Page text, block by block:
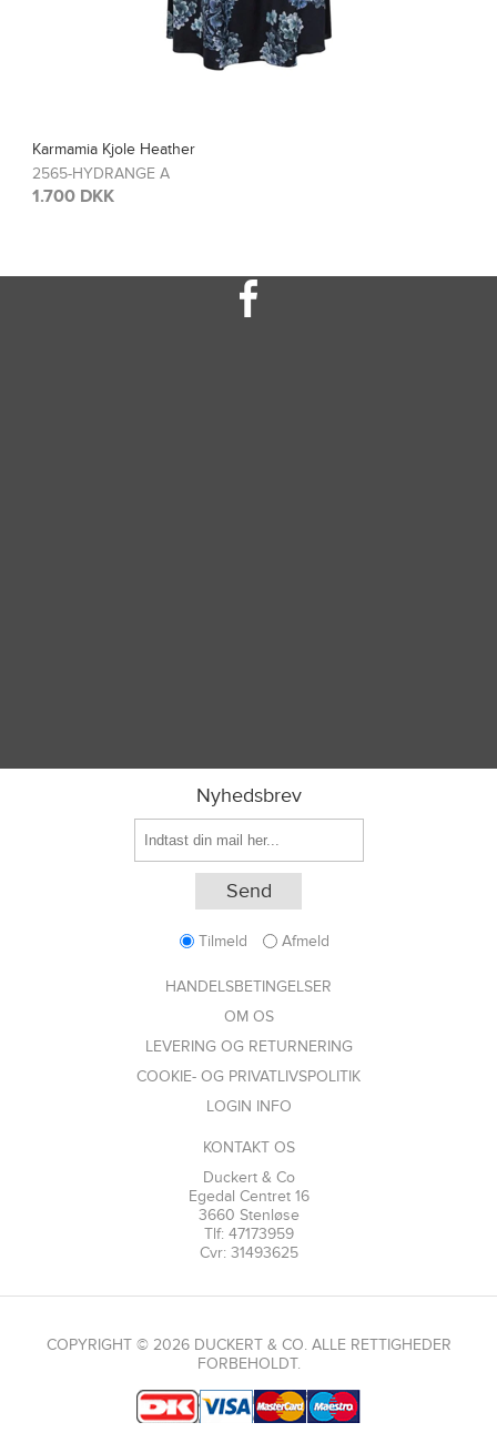
Karmamia Bluse Blair
2567-HYDRANGE A
1.200 DKK
Nyhedsbrev
Tilmeld Afmeld
HANDELSBETINGELSER
OM OS
LEVERING OG RETURNERING
COOKIE- OG PRIVATLIVSPOLITIK
LOGIN INFO
KONTAKT OS
Duckert & Co
Egedal Centret 16
3660 Stenløse
Tlf: 47173959
Cvr: 31493625
COPYRIGHT © 2026 DUCKERT & CO. ALLE RETTIGHEDER
FORBEHOLDT.